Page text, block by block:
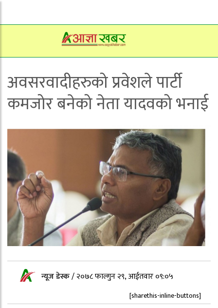
अवसरवादीहरुको प्रवेशले पार्टी
कमजोर बनेको नेता यादवको भनाई
न्यूज डेस्क/२०७८ फाल्गुन २९, आईतवार ०९:०५
[sharethis-inline-buttons]